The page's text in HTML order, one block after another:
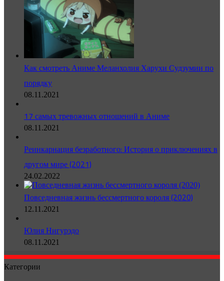
Как смотреть Аниме Меланхолия Харухи Судзумии по
порядку
08.11.2021
17 самых тревожных отношений в Аниме
08.11.2021
Реинкарнация безработного: История о приключениях в
другом мире (2021)
24.02.2022
Повседневная жизнь бессмертного короля (2020)
12.11.2021
Юлия Нигурэдо
08.11.2021
Категории